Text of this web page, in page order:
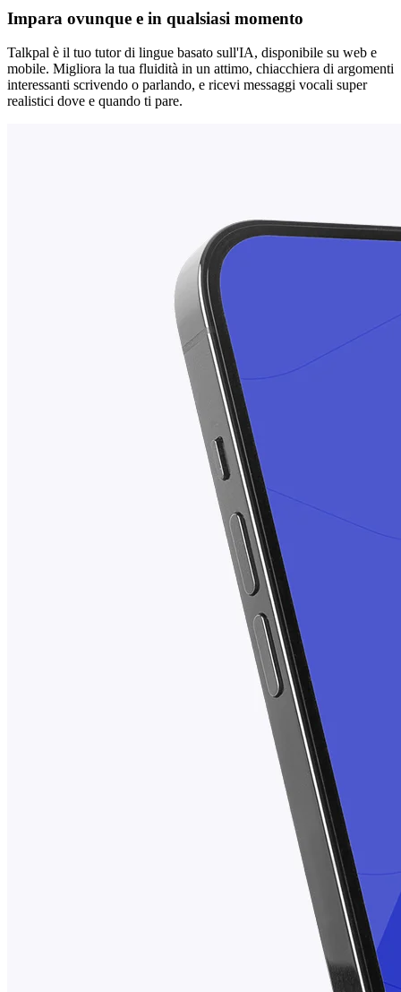
Impara ovunque e in qualsiasi momento
Talkpal è il tuo tutor di lingue basato sull'IA, disponibile su web e
mobile. Migliora la tua fluidità in un attimo, chiacchiera di argomenti
interessanti scrivendo o parlando, e ricevi messaggi vocali super
realistici dove e quando ti pare.